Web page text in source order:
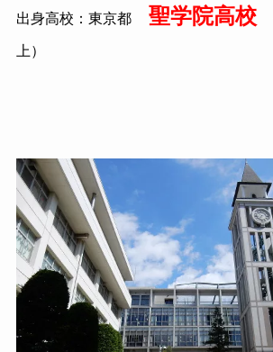
出身高校：東京都 聖学院高校
上）